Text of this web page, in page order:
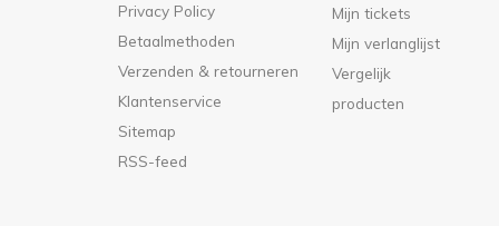
Privacy Policy
Betaalmethoden
Verzenden & retourneren
Klantenservice
Sitemap
RSS-feed
Mijn tickets
Mijn verlanglijst
Vergelijk
producten